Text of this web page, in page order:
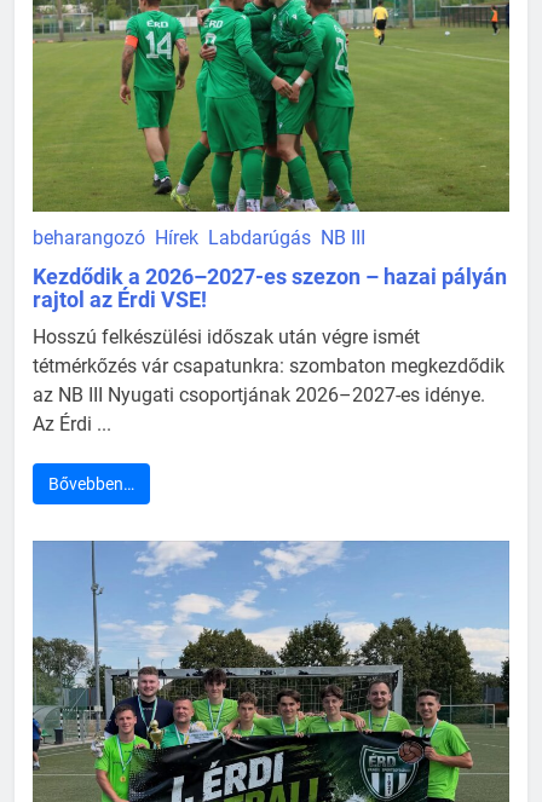
beharangozó Hírek Labdarúgás NB III
Kezdődik a 2026–2027-es szezon – hazai pályán
rajtol az Érdi VSE!
Hosszú felkészülési időszak után végre ismét
tétmérkőzés vár csapatunkra: szombaton megkezdődik
az NB III Nyugati csoportjának 2026–2027-es idénye.
Az Érdi ...
Bővebben…